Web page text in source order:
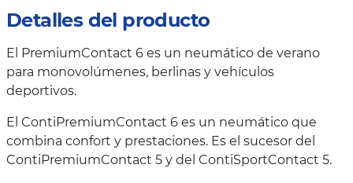
Detalles del producto
El PremiumContact 6 es un neumático de verano
para monovolúmenes, berlinas y vehículos
deportivos.
El ContiPremiumContact 6 es un neumático que
combina confort y prestaciones. Es el sucesor del
ContiPremiumContact 5 y del ContiSportContact 5.